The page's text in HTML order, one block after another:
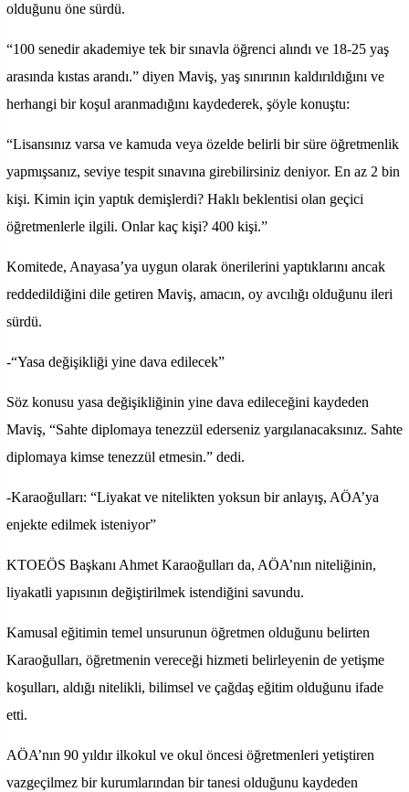
olduğunu öne sürdü.
“100 senedir akademiye tek bir sınavla öğrenci alındı ve 18-25 yaş
arasında kıstas arandı.” diyen Maviş, yaş sınırının kaldırıldığını ve
herhangi bir koşul aranmadığını kaydederek, şöyle konuştu:
“Lisansınız varsa ve kamuda veya özelde belirli bir süre öğretmenlik
yapmışsanız, seviye tespit sınavına girebilirsiniz deniyor. En az 2 bin
kişi. Kimin için yaptık demişlerdi? Haklı beklentisi olan geçici
öğretmenlerle ilgili. Onlar kaç kişi? 400 kişi.”
Komitede, Anayasa’ya uygun olarak önerilerini yaptıklarını ancak
reddedildiğini dile getiren Maviş, amacın, oy avcılığı olduğunu ileri
sürdü.
-“Yasa değişikliği yine dava edilecek”
Söz konusu yasa değişikliğinin yine dava edileceğini kaydeden
Maviş, “Sahte diplomaya tenezzül ederseniz yargılanacaksınız. Sahte
diplomaya kimse tenezzül etmesin.” dedi.
-Karaoğulları: “Liyakat ve nitelikten yoksun bir anlayış, AÖA’ya
enjekte edilmek isteniyor”
KTOEÖS Başkanı Ahmet Karaoğulları da, AÖA’nın niteliğinin,
liyakatli yapısının değiştirilmek istendiğini savundu.
Kamusal eğitimin temel unsurunun öğretmen olduğunu belirten
Karaoğulları, öğretmenin vereceği hizmeti belirleyenin de yetişme
koşulları, aldığı nitelikli, bilimsel ve çağdaş eğitim olduğunu ifade
etti.
AÖA’nın 90 yıldır ilkokul ve okul öncesi öğretmenleri yetiştiren
vazgeçilmez bir kurumlarından bir tanesi olduğunu kaydeden